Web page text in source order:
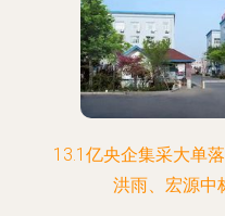
13.1亿央企集采大单
洪雨、宏源中